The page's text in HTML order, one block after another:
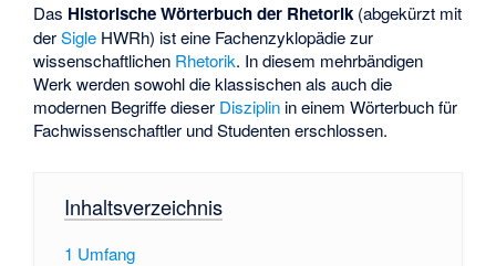
Das Historische Wörterbuch der Rhetorik (abgekürzt mit
derSigle HWRh) ist eine Fachenzyklopädie zur
wissenschaftlichen Rhetorik. In diesem mehrbändigen
Werk werden sowohl die klassischen als auch die
modernen Begriffe dieser Disziplin in einem Wörterbuch für
Fachwissenschaftler und Studenten erschlossen.
Inhaltsverzeichnis
1 Umfang